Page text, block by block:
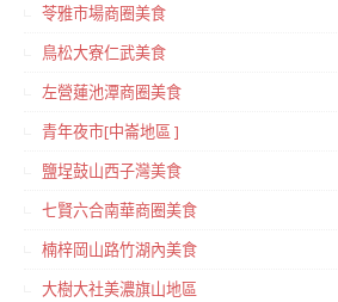
苓雅市場商圈美食
鳥松大寮仁武美食
左營蓮池潭商圈美食
青年夜市[中崙地區 ]
鹽埕鼓山西子灣美食
七賢六合南華商圈美食
楠梓岡山路竹湖內美食
大樹大社美濃旗山地區